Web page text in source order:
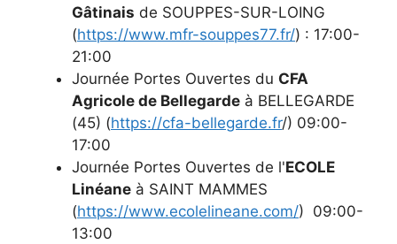
Gâtinais de SOUPPES-SUR-LOING
(https://www.mfr-souppes77.fr/) : 17:00-
21:00
Journée Portes Ouvertes du CFA
Agricole de Bellegarde à BELLEGARDE
(45) (https://cfa-bellegarde.fr/) 09:00-
17:00
Journée Portes Ouvertes de l'ECOLE
Linéane à SAINT MAMMES
(https://www.ecolelineane.com/) 09:00-
13:00